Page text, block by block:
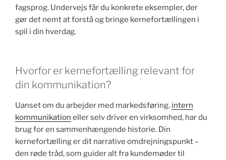
fagsprog. Undervejs får du konkrete eksempler, der
gør det nemt at forstå og bringe kernefortællingen i
spil i din hverdag.
Hvorfor er kernefortælling relevant for
din kommunikation?
Uanset om du arbejder med markedsføring, intern
kommunikation eller selv driver en virksomhed, har du
brug for en sammenhængende historie. Din
kernefortælling er dit narrative omdrejningspunkt –
den røde tråd, som guider alt fra kundemøder til